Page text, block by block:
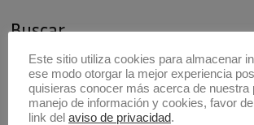
Buscar
Buscar
Artistas
Este sitio utiliza cookies para almacenar
ese modo otorgar la mejor experiencia
quisieras conocer más acerca de nuestra
manejo de información y cookies, favor
link del aviso de privacidad.